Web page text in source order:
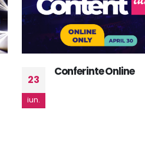
23
iun.
Receptia de Anul Nou